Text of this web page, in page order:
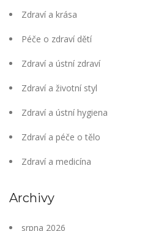
Zdraví a krása
Péče o zdraví dětí
Zdraví a ústní zdraví
Zdraví a životní styl
Zdraví a ústní hygiena
Zdraví a péče o tělo
Zdraví a medicína
Archivy
srpna 2026